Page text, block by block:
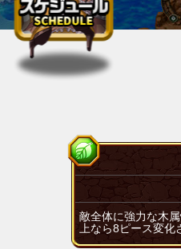
敵全体に強力な木
上なら8ピース変化